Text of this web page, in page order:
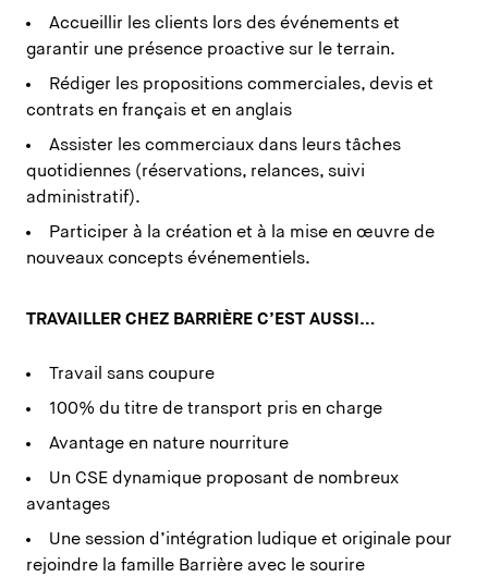
Accueillir les clients lors des événements et
garantir une présence proactive sur le terrain.
Rédiger les propositions commerciales, devis et
contrats en français et en anglais
Assister les commerciaux dans leurs tâches
quotidiennes (réservations, relances, suivi
administratif).
Participer à la création et à la mise en œuvre de
nouveaux concepts événementiels.
TRAVAILLER CHEZ BARRIÈRE C’EST AUSSI…
Travail sans coupure
100% du titre de transport pris en charge
Avantage en nature nourriture
Un CSE dynamique proposant de nombreux
avantages
Une session d’intégration ludique et originale pour
rejoindre la famille Barrière avec le sourire